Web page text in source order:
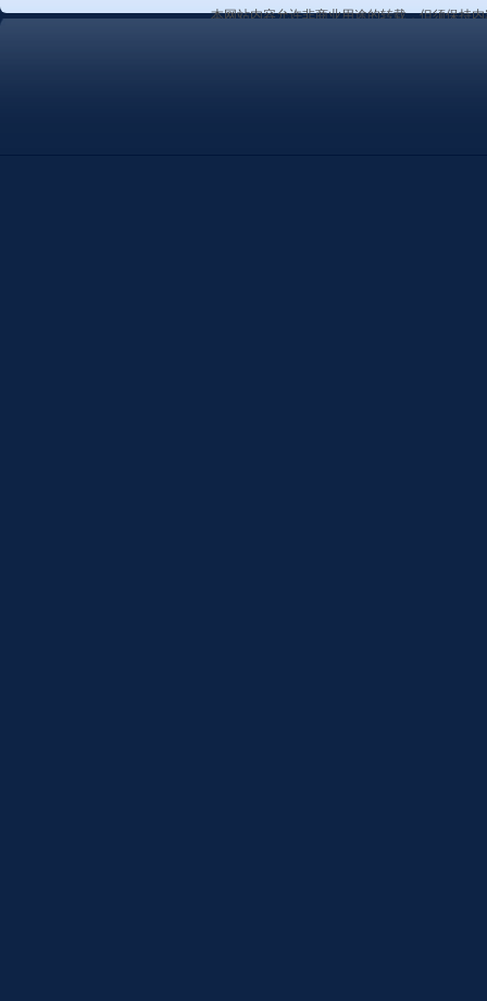
本网站内容允许非商业用途的转载，但须保持